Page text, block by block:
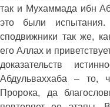
так и Мухаммада ибн
это были
сподвижники так же,
его Аллах и
доказательств
Абдульваххаба – то,
Пророка, да